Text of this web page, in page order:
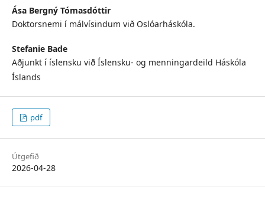
Ása Bergný Tómasdóttir
Doktorsnemi í málvísindum við Oslóarháskóla.
Stefanie Bade
Aðjunkt í íslensku við Íslensku- og menningardeild Háskóla
Íslands
pdf
Útgefið
2026-04-28